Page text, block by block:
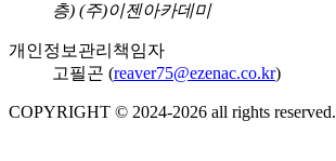
층) (주)이젠아카데미
개인정보관리책임자
고필곤 (reaver75@ezenac.co.kr)
COPYRIGHT © 2024-2026 all rights reserved.